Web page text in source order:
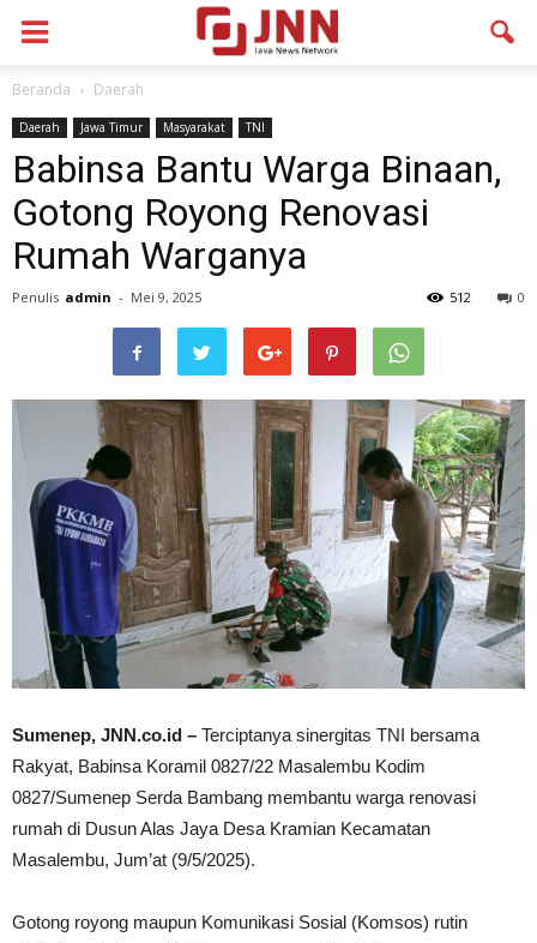
Beranda Daerah
Daerah Jawa Timur Masyarakat TNI
Babinsa Bantu Warga Binaan,
Gotong Royong Renovasi
Rumah Warganya
Penulis admin - Mei 9, 2025 0
512
Sumenep, JNN.co.id – Terciptanya sinergitas TNI bersama
Rakyat, Babinsa Koramil 0827/22 Masalembu Kodim
0827/Sumenep Serda Bambang membantu warga renovasi
rumah di Dusun Alas Jaya Desa Kramian Kecamatan
Masalembu, Jum’at (9/5/2025).
Gotong royong maupun Komunikasi Sosial (Komsos) rutin